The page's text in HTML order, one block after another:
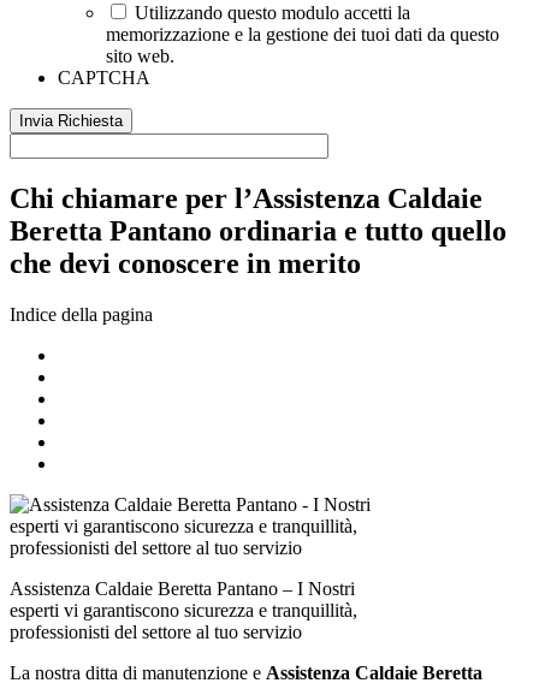
Utilizzando questo modulo accetti la
memorizzazione e la gestione dei tuoi dati da questo
sito web.
CAPTCHA
Chi chiamare per l’Assistenza Caldaie
Beretta Pantano ordinaria e tutto quello
che devi conoscere in merito
Indice della pagina
Assistenza Caldaie Beretta Pantano – I Nostri
esperti vi garantiscono sicurezza e tranquillità,
professionisti del settore al tuo servizio
La nostra ditta di manutenzione e Assistenza Caldaie Beretta